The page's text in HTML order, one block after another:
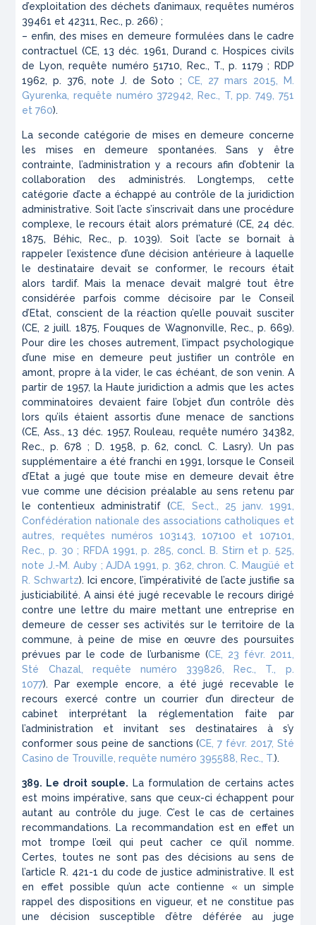
d’exploitation des déchets d’animaux, requêtes numéros
39461 et 42311, Rec., p. 266) ;
– enfin, des mises en demeure formulées dans le cadre
contractuel (CE, 13 déc. 1961, Durand c. Hospices civils
de Lyon, requête numéro 51710, Rec., T., p. 1179 ; RDP
1962, p. 376, note J. de Soto ; CE, 27 mars 2015, M.
Gyurenka, requête numéro 372942, Rec., T, pp. 749, 751
et 760).
La seconde catégorie de mises en demeure concerne
les mises en demeure spontanées. Sans y être
contrainte, l’administration y a recours afin d’obtenir la
collaboration des administrés. Longtemps, cette
catégorie d’acte a échappé au contrôle de la juridiction
administrative. Soit l’acte s’inscrivait dans une procédure
complexe, le recours était alors prématuré (CE, 24 déc.
1875, Béhic, Rec., p. 1039). Soit l’acte se bornait à
rappeler l’existence d’une décision antérieure à laquelle
le destinataire devait se conformer, le recours était
alors tardif. Mais la menace devait malgré tout être
considérée parfois comme décisoire par le Conseil
d’Etat, conscient de la réaction qu’elle pouvait susciter
(CE, 2 juill. 1875, Fouques de Wagnonville, Rec., p. 669).
Pour dire les choses autrement, l’impact psychologique
d’une mise en demeure peut justifier un contrôle en
amont, propre à la vider, le cas échéant, de son venin. A
partir de 1957, la Haute juridiction a admis que les actes
comminatoires devaient faire l’objet d’un contrôle dès
lors qu’ils étaient assortis d’une menace de sanctions
(CE, Ass., 13 déc. 1957, Rouleau, requête numéro 34382,
Rec., p. 678 ; D. 1958, p. 62, concl. C. Lasry). Un pas
supplémentaire a été franchi en 1991, lorsque le Conseil
d’Etat a jugé que toute mise en demeure devait être
vue comme une décision préalable au sens retenu par
le contentieux administratif (CE, Sect., 25 janv. 1991,
Confédération nationale des associations catholiques et
autres, requêtes numéros 103143, 107100 et 107101,
Rec., p. 30 ; RFDA 1991, p. 285, concl. B. Stirn et p. 525,
note J.-M. Auby ; AJDA 1991, p. 362, chron. C. Maugüé et
R. Schwartz). Ici encore, l’impérativité de l’acte justifie sa
justiciabilité. A ainsi été jugé recevable le recours dirigé
contre une lettre du maire mettant une entreprise en
demeure de cesser ses activités sur le territoire de la
commune, à peine de mise en œuvre des poursuites
prévues par le code de l’urbanisme (CE, 23 févr. 2011,
Sté Chazal, requête numéro 339826, Rec., T., p.
1077). Par exemple encore, a été jugé recevable le
recours exercé contre un courrier d’un directeur de
cabinet interprétant la réglementation faite par
l’administration et invitant ses destinataires à s’y
conformer sous peine de sanctions (CE, 7 févr. 2017, Sté
Casino de Trouville, requête numéro 395588, Rec., T.).
389. Le droit souple. La formulation de certains actes
est moins impérative, sans que ceux-ci échappent pour
autant au contrôle du juge. C’est le cas de certaines
recommandations. La recommandation est en effet un
mot trompe l’œil qui peut cacher ce qu’il nomme.
Certes, toutes ne sont pas des décisions au sens de
l’article R. 421-1 du code de justice administrative. Il est
en effet possible qu’un acte contienne « un simple
rappel des dispositions en vigueur, et ne constitue pas
une décision susceptible d’être déférée au juge